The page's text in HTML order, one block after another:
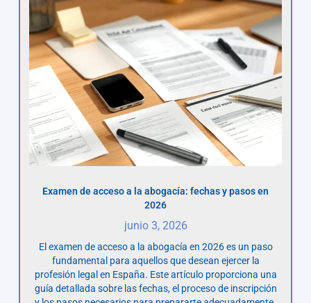
Examen de acceso a la abogacía: fechas y pasos en
2026
junio 3, 2026
El examen de acceso a la abogacía en 2026 es un paso
fundamental para aquellos que desean ejercer la
profesión legal en España. Este artículo proporciona una
guía detallada sobre las fechas, el proceso de inscripción